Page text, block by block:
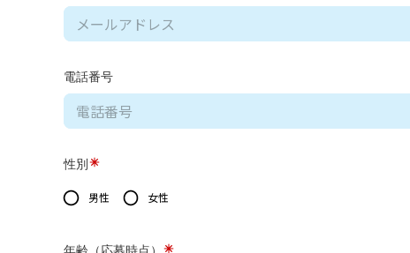
電話番号
性別
男性 女性